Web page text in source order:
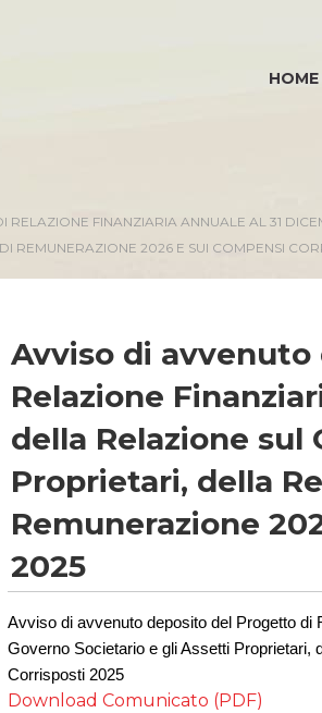
HOME
FINANZIARIA ANNUALE AL 31
REMUNERAZIONE 2026 E SUI COMPENSI
Avviso di
Relazione
della Relazione sul
Proprietari, della
Remunerazione
2025
Avviso di avvenuto deposito del Progetto di
Governo Societario e gli Assetti Proprietari,
Corrisposti 2025
Download Comunicato (PDF)